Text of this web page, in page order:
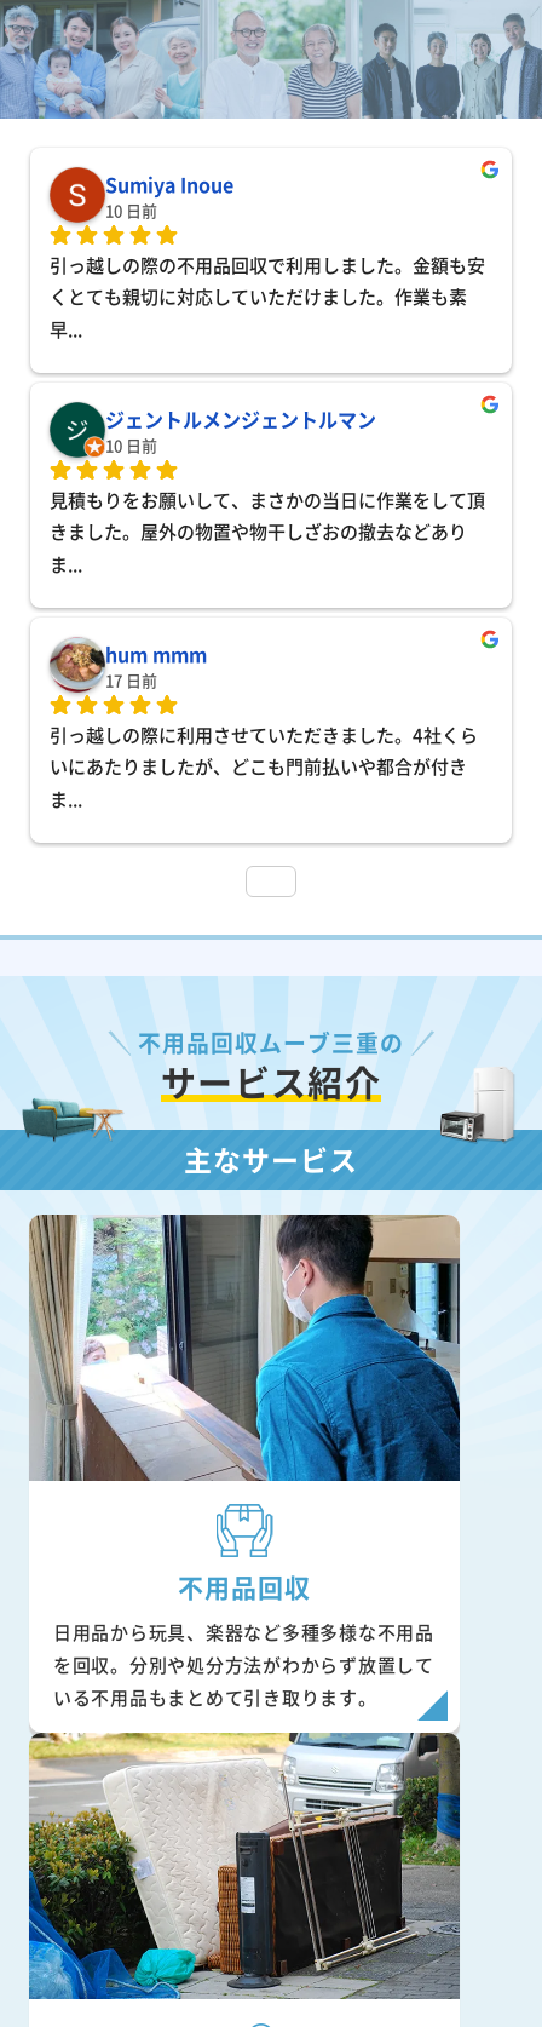
Sumiya Inoue
10 日前
引っ越しの際の不用品回収で利用しました。金額も安
くとても親切に対応していただけました。作業も素
早...
ジェントルメンジェントルマン
10 日前
見積もりをお願いして、まさかの当日に作業をして頂
きました。屋外の物置や物干しざおの撤去などあり
ま...
hum mmm
17 日前
引っ越しの際に利用させていただきました。4社くら
いにあたりましたが、どこも門前払いや都合が付き
ま...
不用品回収ムーブ三重の
サービス紹介
主なサービス
不用品回収
日用品から玩具、楽器など多種多様な不用品
を回収。分別や処分方法がわからず放置して
いる不用品もまとめて引き取ります。